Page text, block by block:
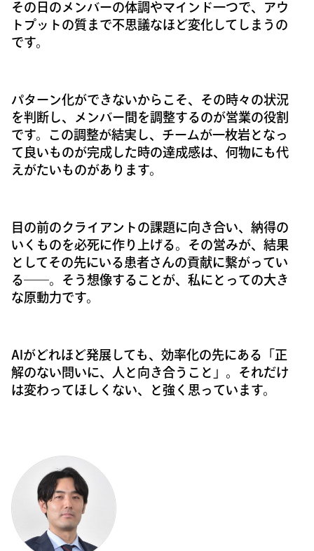
その日のメンバーの体調やマインド一つで、アウ
トプットの質まで不思議なほど変化してしまうの
です。
パターン化ができないからこそ、その時々の状況
を判断し、メンバー間を調整するのが営業の役割
です。この調整が結実し、チームが一枚岩となっ
て良いものが完成した時の達成感は、何物にも代
えがたいものがあります。
目の前のクライアントの課題に向き合い、納得の
いくものを必死に作り上げる。その営みが、結果
としてその先にいる患者さんの貢献に繋がってい
る――。そう想像することが、私にとっての大き
な原動力です。
AIがどれほど発展しても、効率化の先にある「正
解のない問いに、人と向き合うこと」。それだけ
は変わってほしくない、と強く思っています。